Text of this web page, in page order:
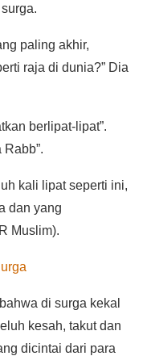
paling akhir,
raja di dunia?” Dia
berlipat-lipat”.
kali lipat seperti ini,
dan yang
Muslim).
di surga kekal
kesah, takut dan
dicintai dari para